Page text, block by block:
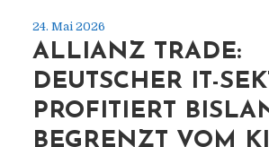
24. Mai 2026
ALLIANZ TRADE:
DEUTSCHER IT-
PROFITIERT
BEGRENZT VOM